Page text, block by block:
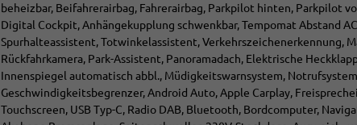
beheizbar, Beifahrerairbag, Fahrerairbag, Parkpilot hinten, Parkpilot
Digital Cockpit, Anhängekupplung schwenkbar, Tempomat Abstand
Spurhalteassistent, Totwinkelassistent, Verkehrszeichenerkennung,
Rückfahrkamera, Park-Assistent, Panoramadach, Elektrische
Innenspiegel automatisch abbl., Müdigkeitswarnsystem,
Geschwindigkeitsbegrenzer, Android Auto, Apple Carplay,
Touchscreen, USB Typ-C, Radio DAB, Bluetooth, Bordcomputer,